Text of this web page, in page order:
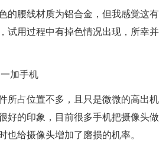
的腰线材质为铝合金，但我感觉这有
试用过程中有掉色情况出现，所幸并
所占位置不多，且只是微微的高出机
好的印象，目前很多手机把摄像头做
也给摄像头增加了磨损的机率。